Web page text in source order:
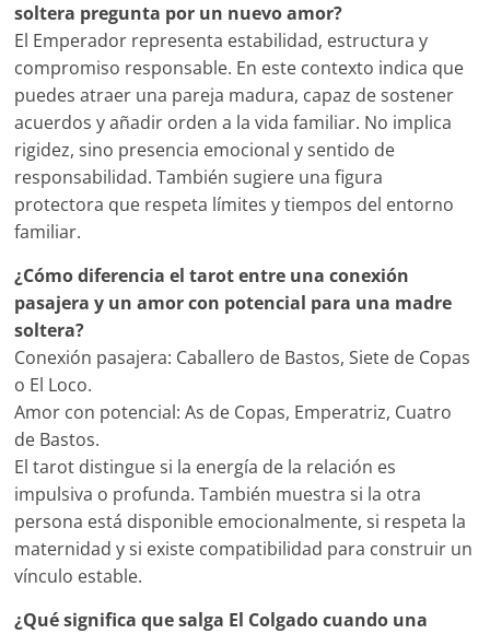
soltera pregunta por un nuevo amor?
El Emperador representa estabilidad, estructura y
compromiso responsable. En este contexto indica que
puedes atraer una pareja madura, capaz de sostener
acuerdos y añadir orden a la vida familiar. No implica
rigidez, sino presencia emocional y sentido de
responsabilidad. También sugiere una figura
protectora que respeta límites y tiempos del entorno
familiar.
¿Cómo diferencia el tarot entre una conexión
pasajera y un amor con potencial para una madre
soltera?
Conexión pasajera: Caballero de Bastos, Siete de Copas
o El Loco.
Amor con potencial: As de Copas, Emperatriz, Cuatro
de Bastos.
El tarot distingue si la energía de la relación es
impulsiva o profunda. También muestra si la otra
persona está disponible emocionalmente, si respeta la
maternidad y si existe compatibilidad para construir un
vínculo estable.
¿Qué significa que salga El Colgado cuando una